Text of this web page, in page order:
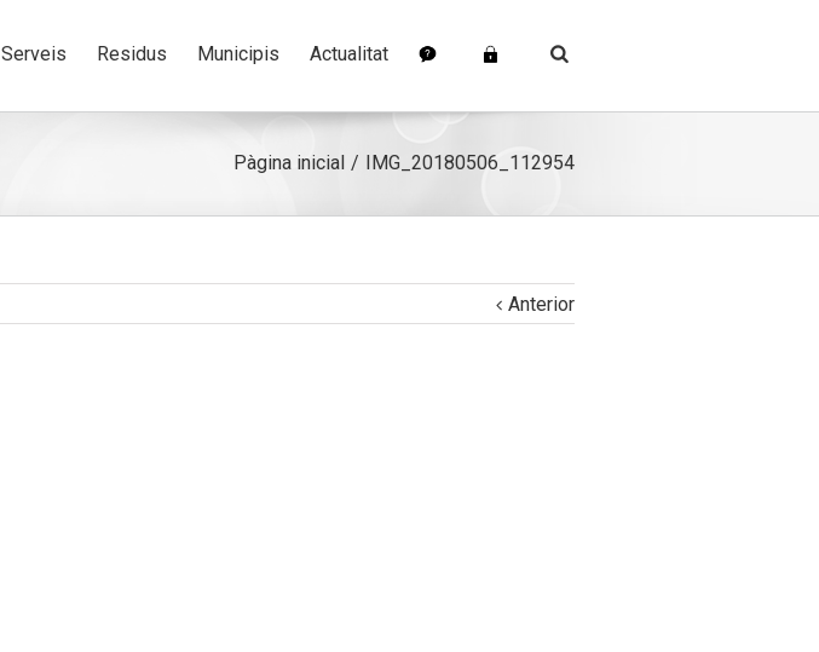
Serveis Residus Municipis Actualitat
Pàgina inicial IMG_20180506_112954
Anterior